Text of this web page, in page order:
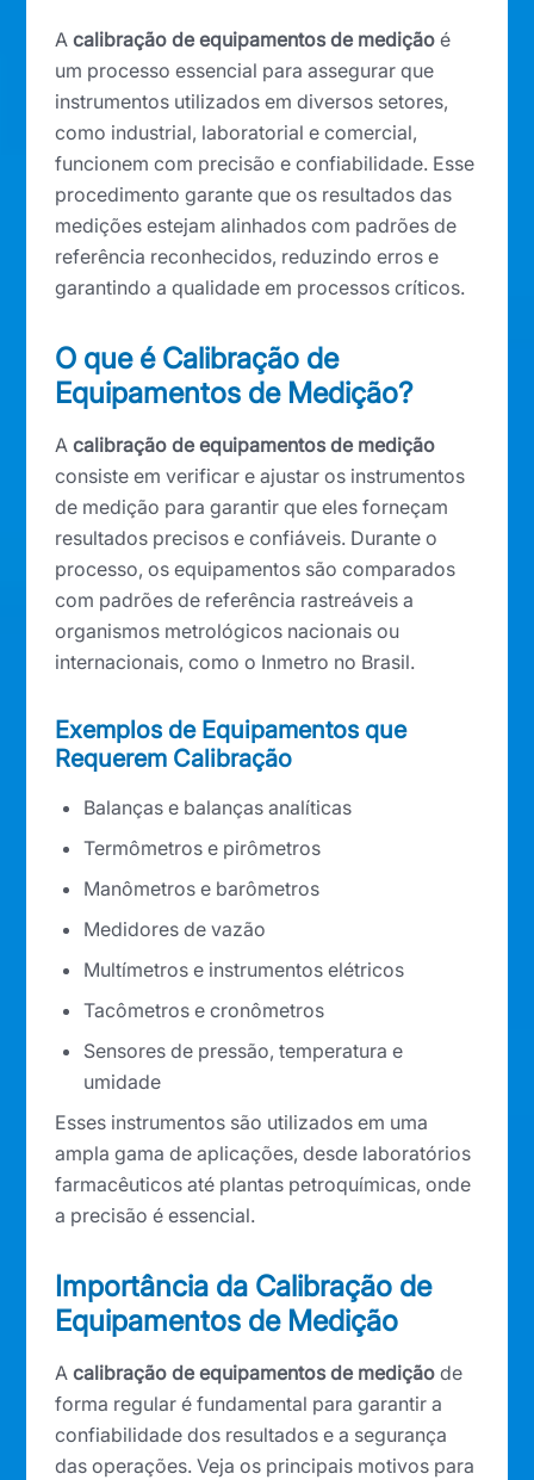
Acalibração de equipamentos de medição é
um processo essencial para assegurar que
instrumentos utilizados em diversos setores,
como industrial, laboratorial e comercial,
funcionem com precisão e confiabilidade. Esse
procedimento garante que os resultados das
medições estejam alinhados com padrões de
referência reconhecidos, reduzindo erros e
garantindo a qualidade em processos críticos.
O que é Calibração de
Equipamentos de Medição?
Acalibração de equipamentos de medição
consiste em verificar e ajustar os instrumentos
de medição para garantir que eles forneçam
resultados precisos e confiáveis. Durante o
processo, os equipamentos são comparados
com padrões de referência rastreáveis a
organismos metrológicos nacionais ou
internacionais, como o Inmetro no Brasil.
Exemplos de Equipamentos que
Requerem Calibração
Balanças e balanças analíticas
Termômetros e pirômetros
Manômetros e barômetros
Medidores de vazão
Multímetros e instrumentos elétricos
Tacômetros e cronômetros
Sensores de pressão, temperatura e
umidade
Esses instrumentos são utilizados em uma
ampla gama de aplicações, desde laboratórios
farmacêuticos até plantas petroquímicas, onde
a precisão é essencial.
Importância da Calibração de
Equipamentos de Medição
Acalibração de equipamentos de medição de
forma regular é fundamental para garantir a
confiabilidade dos resultados e a segurança
das operações. Veja os principais motivos para